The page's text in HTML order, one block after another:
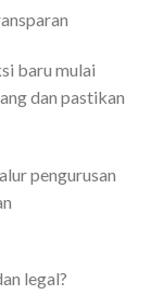
baru mulai
dan pastikan
pengurusan
legal?